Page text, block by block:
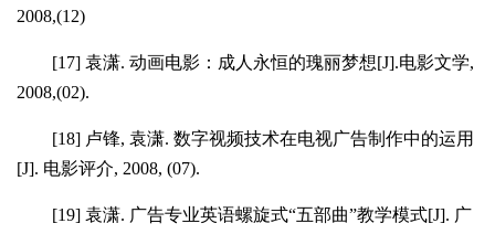
2008,(12)
[17] 袁潇. 动画电影：成人永恒的瑰丽梦想[J].电影文学,
2008,(02).
[18] 卢锋, 袁潇. 数字视频技术在电视广告制作中的运用
[J]. 电影评介, 2008, (07).
[19] 袁潇. 广告专业英语螺旋式“五部曲”教学模式[J]. 广